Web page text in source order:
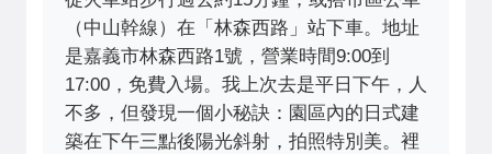
（中山幹線）在「林森西路」站下車。地址
是嘉義市林森西路1號，營業時間9:00到
17:00，免費入場。我上次去是平日下午，人
不多，但發現一個小秘訣：園區內的日式建
築在下午三點後陽光斜射，拍照特別美。裡